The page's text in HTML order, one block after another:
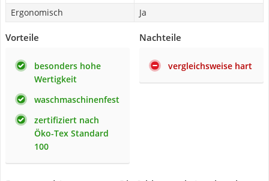
Ergonomisch
Ja
Vorteile
besonders hohe
Wertigkeit
waschmaschinenfest
zertifiziert nach
Öko-Tex Standard
100
Nachteile
vergleichsweise hart